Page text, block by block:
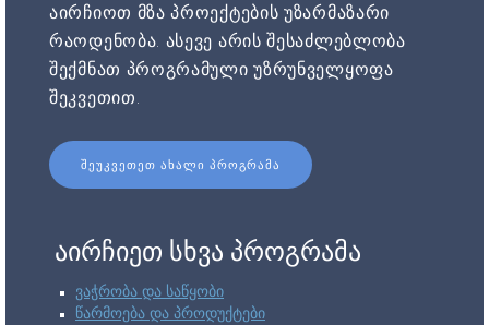
აირჩიოთ მზა პროექტების უზარმაზარი
რაოდენობა. ასევე არის შესაძლებლობა
შექმნათ პროგრამული უზრუნველყოფა
შეკვეთით.
ᲨᲔᲣᲙᲕᲔᲗᲔᲗ ᲐᲮᲐᲚᲘ ᲞᲠᲝᲒᲠᲐᲛᲐ
აირჩიეთ სხვა პროგრამა
ვაჭრობა და საწყობი
წარმოება და პროდუქტები